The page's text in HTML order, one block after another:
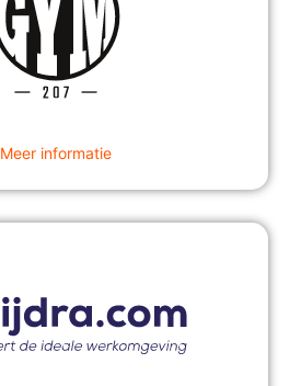
Meer informatie